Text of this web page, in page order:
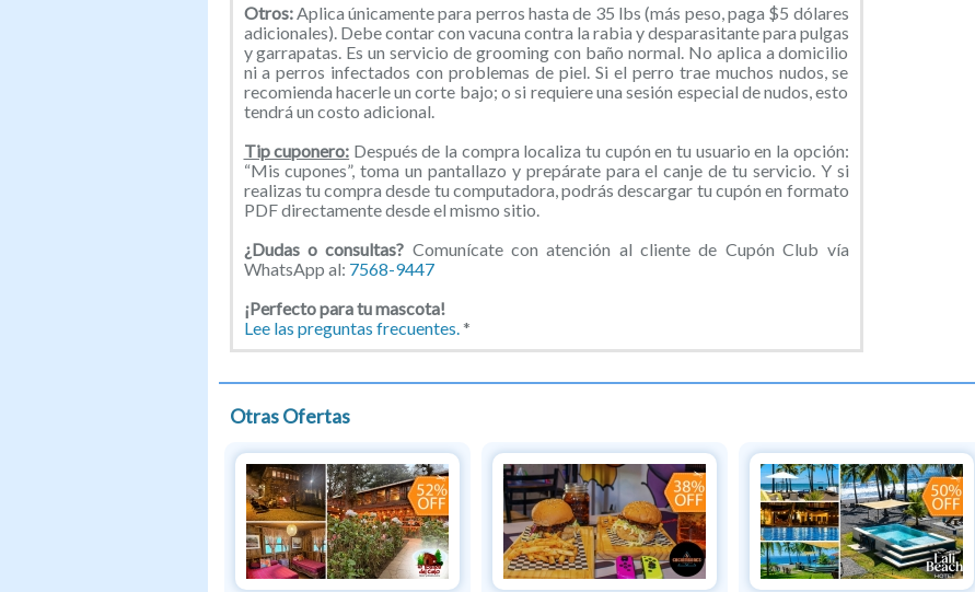
Otros:Aplica únicamente para perros hasta de 35 lbs (más peso, paga $5 dólares
adicionales). Debe contar con vacuna contra la rabia y desparasitante para pulgas
y garrapatas. Es un servicio de grooming con baño normal. No aplica a domicilio
ni a perros infectados con problemas de piel. Si el perro trae muchos nudos, se
recomienda hacerle un corte bajo; o si requiere una sesión especial de nudos, esto
tendrá un costo adicional.
Tip cuponero: Después de la compra localiza tu cupón en tu usuario en la opción:
“Mis cupones”, toma un pantallazo y prepárate para el canje de tu servicio. Y si
realizas tu compra desde tu computadora, podrás descargar tu cupón en formato
PDF directamente desde el mismo sitio.
¿Dudas o consultas? Comunícate con atención al cliente de Cupón Club vía
WhatsApp al: 7568-9447
¡Perfecto para tu mascota!
Lee las preguntas frecuentes.*
Otras Ofertas